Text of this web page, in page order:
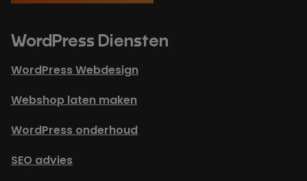
WordPress Diensten
WordPress Webdesign
Webshop laten maken
WordPress onderhoud
SEO advies